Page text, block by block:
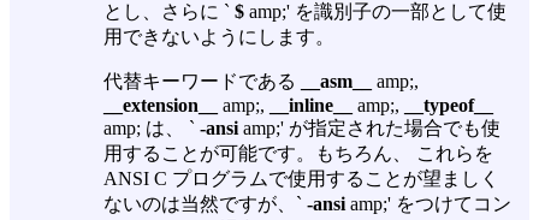
とし、さらに ` $ amp;' を識別子の一部として使
用できないようにします。
代替キーワードである __asm__
amp;,
__extension__
amp;, __inline__ amp;,
__typeof__
amp; は、 ` -ansi amp;' が指定された場合でも使
用することが可能です。もちろん、 これらを
ANSI C プログラムで使用することが望ましく
ないのは当然ですが、` -ansi amp;' をつけてコン